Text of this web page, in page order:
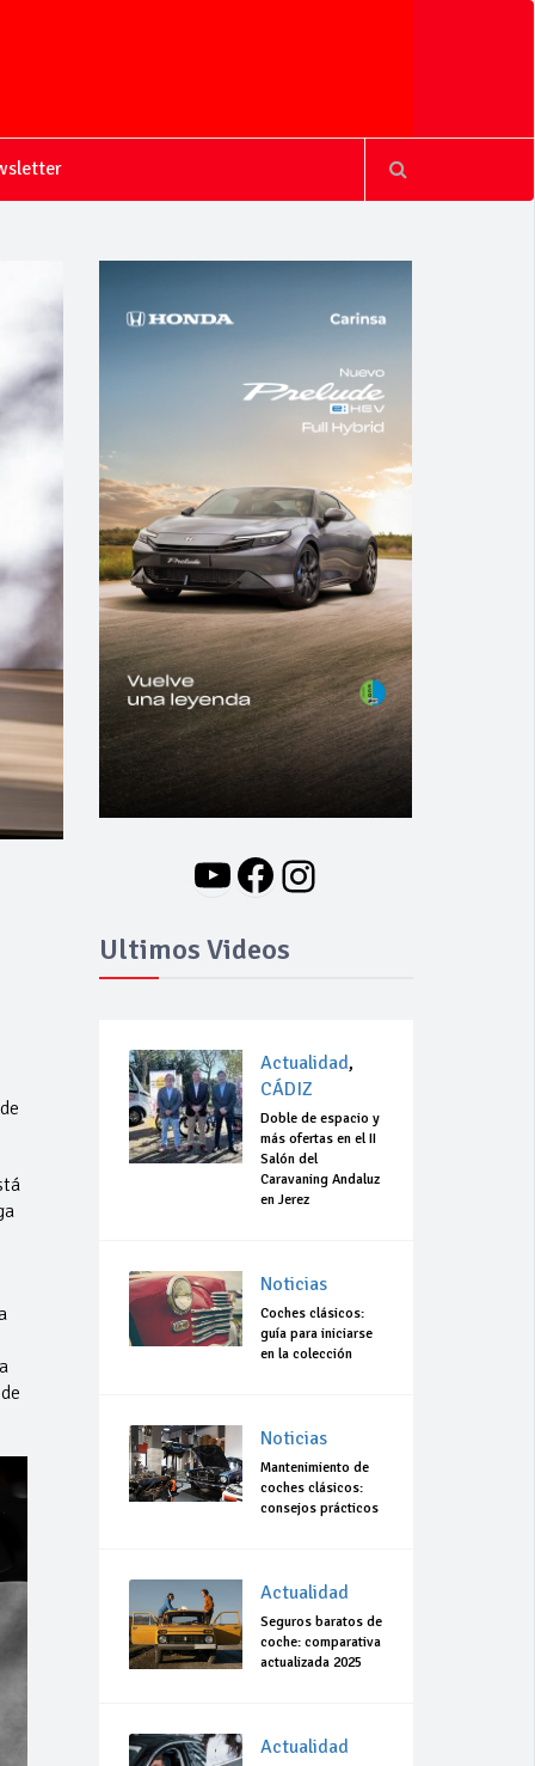
YouTube
Facebook
Instagram
Ultimos Videos
Actualidad,
CÁDIZ
Doble de espacio y
más ofertas en el II
Salón del
Caravaning Andaluz
en Jerez
Noticias
Coches clásicos:
guía para iniciarse
en la colección
Noticias
Mantenimiento de
coches clásicos:
consejos prácticos
Actualidad
Seguros baratos de
coche: comparativa
actualizada 2025
Actualidad